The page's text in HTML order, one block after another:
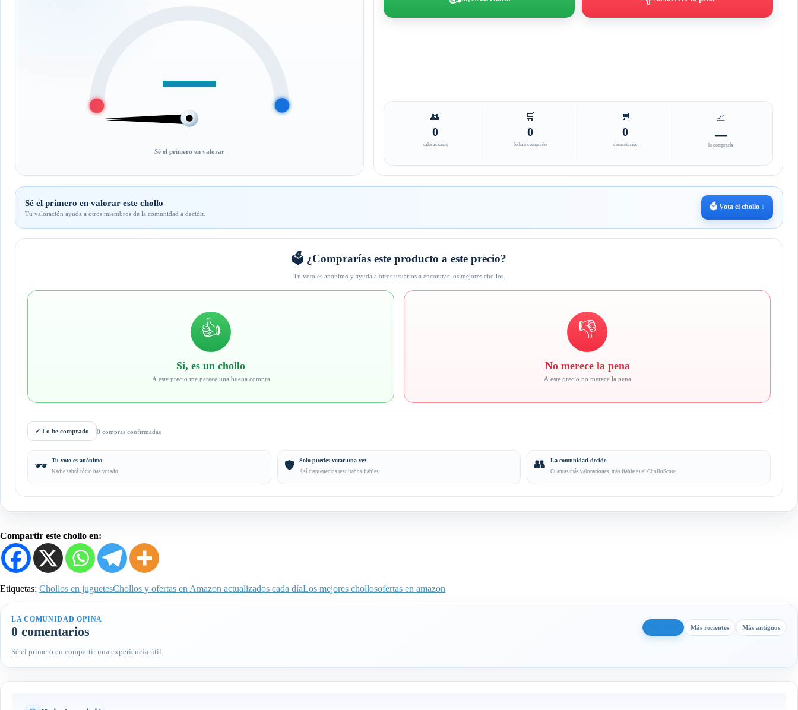
—
Sé el primero en valorar
👥
0
valoraciones
🛒
0
lo han comprado
💬
0
comentarios
📈
—
lo compraría
Sé el primero en valorar este chollo
Tu valoración ayuda a otros miembros de la comunidad a decidir.
🗳️ Vota el chollo ↓
🗳️ ¿Comprarías este producto a este precio?
Tu voto es anónimo y ayuda a otros usuarios a encontrar los mejores chollos.
👍
Sí, es un chollo
A este precio me parece una buena compra
👎
No merece la pena
A este precio no merece la pena
✓ Lo he comprado 0 compras confirmadas
🕶️ Tu voto es anónimo
Nadie sabrá cómo has votado. 🛡️ Solo puedes votar una vez
Así mantenemos resultados fiables.
👥 La comunidad decide
Cuantas más valoraciones, más fiable es el CholloScore.
Compartir este chollo en:
Etiquetas: Chollos en juguetesChollos y ofertas en Amazon actualizados cada díaLos mejores chollosofertas en amazon
LA COMUNIDAD OPINA
0 comentarios Más recientes Más antiguos
Sé el primero en compartir una experiencia útil.